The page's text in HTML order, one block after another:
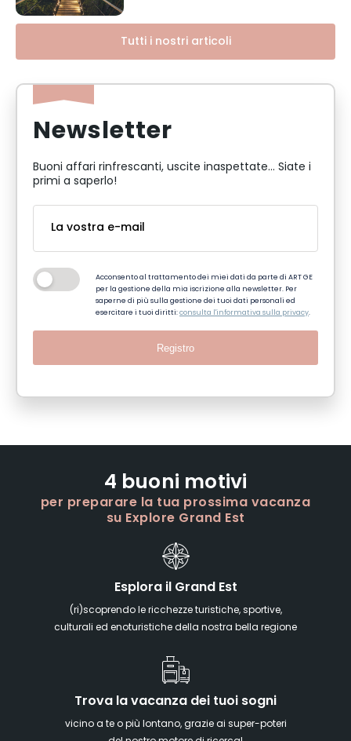
Tutti i nostri articoli
Newsletter
Buoni affari rinfrescanti, uscite inaspettate... Siate i
primi a saperlo!
Acconsento al trattamento dei miei dati da parte di ART GE
per la gestione della mia iscrizione alla newsletter. Per
saperne di più sulla gestione dei tuoi dati personali ed
esercitare i tuoi diritti:consulta l'informativa sulla privacy.
Registro
4 buoni motivi
per preparare la tua prossima vacanza
su Explore Grand Est
Esplora il Grand Est
(ri)scoprendo le ricchezze turistiche, sportive,
culturali ed enoturistiche della nostra bella regione
Trova la vacanza dei tuoi sogni
vicino a te o più lontano, grazie ai super-poteri